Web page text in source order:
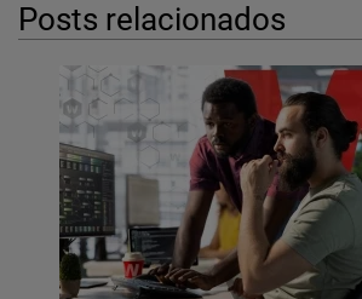
Posts relacionados